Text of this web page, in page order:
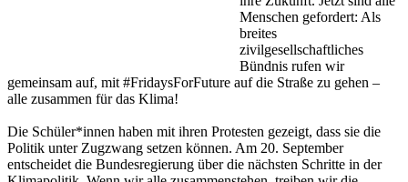
Menschen gefordert: Als
breites
zivilgesellschaftliches
Bündnis rufen wir
gemeinsam auf, mit #FridaysForFuture auf die Straße zu gehen –
alle zusammen für das Klima!
Die Schüler*innen haben mit ihren Protesten gezeigt, dass sie die
Politik unter Zugzwang setzen können. Am 20. September
entscheidet die Bundesregierung über die nächsten Schritte in der